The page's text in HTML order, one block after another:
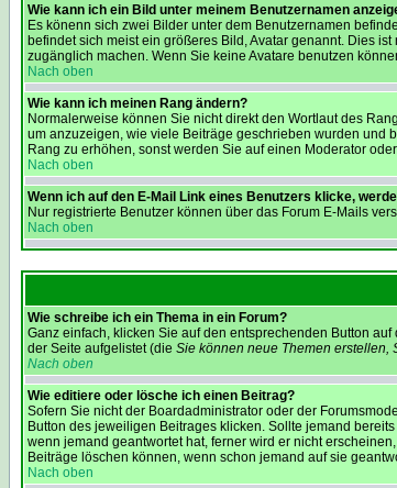
Wie kann ich ein Bild unter meinem Benutzernamen
Es könenn sich zwei Bilder unter dem Benutzernamen
befindet sich meist ein größeres Bild, Avatar genannt. Dies
zugänglich machen. Wenn Sie keine Avatare benutzen
Nach oben
Wie kann ich meinen Rang ändern?
Normalerweise können Sie nicht direkt den Wortlaut des
um anzuzeigen, wie viele Beiträge geschrieben wurden und
Rang zu erhöhen, sonst werden Sie auf einen Moderator
Nach oben
Wenn ich auf den E-Mail Link eines Benutzers klicke,
Nur registrierte Benutzer können über das Forum E-Mails
Nach oben
Wie schreibe ich ein Thema in ein Forum?
Ganz einfach, klicken Sie auf den entsprechenden Button
der Seite aufgelistet (die Sie können neue Themen erstellen,
Nach oben
Wie editiere oder lösche ich einen Beitrag?
Sofern Sie nicht der Boardadministrator oder der
Button des jeweiligen Beitrages klicken. Sollte jemand
wenn jemand geantwortet hat, ferner wird er nicht
Beiträge löschen können, wenn schon jemand auf sie
Nach oben